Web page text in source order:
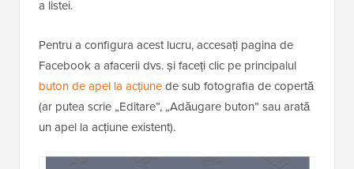
a listei.
Pentru a configura acest lucru, accesați pagina de
Facebook a afacerii dvs. și faceți clic pe principalul
buton de apel la acțiunede sub fotografia de copertă
(ar putea scrie „Editare”, „Adăugare buton” sau arată
un apel la acțiune existent).